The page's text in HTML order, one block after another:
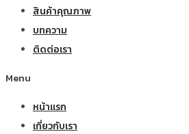
สินค้าคุณภาพ
บทความ
ติดต่อเรา
Menu
หน้าแรก
เกี่ยวกับเรา